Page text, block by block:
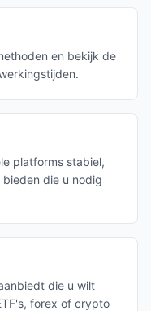
en bekijk de
platforms stabiel,
die u nodig
die u wilt
forex of crypto